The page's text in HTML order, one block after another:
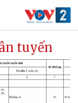
tuyến